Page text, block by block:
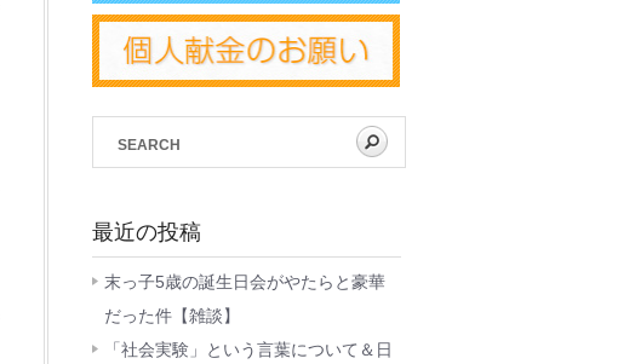
最近の投稿
末っ子5歳の誕生日会がやたらと豪華
だった件【雑談】
「社会実験」という言葉について＆日